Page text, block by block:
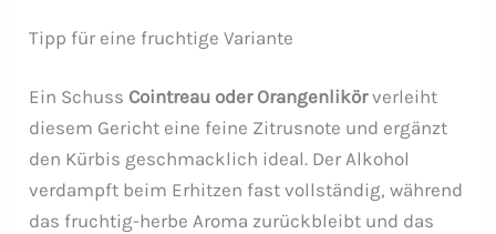
Tipp für eine fruchtige Variante
Ein Schuss Cointreau oder Orangenlikörverleiht
diesem Gericht eine feine Zitrusnote und ergänzt
den Kürbis geschmacklich ideal. Der Alkohol
verdampft beim Erhitzen fast vollständig, während
das fruchtig-herbe Aroma zurückbleibt und das